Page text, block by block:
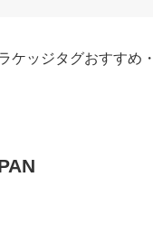
ケッジタグおすすめ・